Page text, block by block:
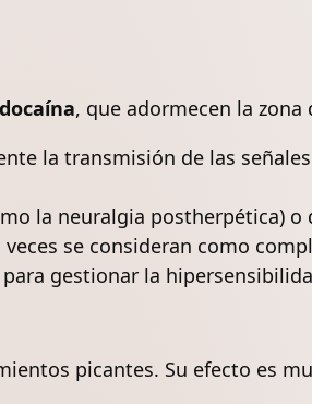
, que adormecen la zona
la transmisión de las
la neuralgia postherpética) o
se consideran como
para gestionar la
picantes. Su efecto es